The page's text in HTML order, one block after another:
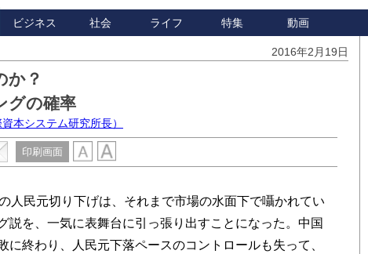
ビジネス 社会 ライフ 特集 動画
2016年2月19日
か？
グの確率
本システム研究所長）
印刷画面
人民元切り下げは、それまで市場の水面下で囁かれてい
説を、一気に表舞台に引っ張り出すことになった。中国
に終わり、人民元下落ペースのコントロールも失って、